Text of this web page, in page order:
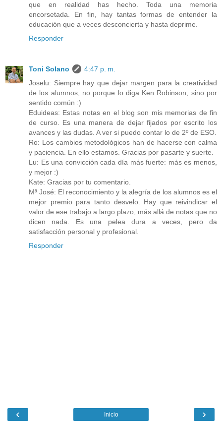
que en realidad has hecho. Toda una memoria
encorsetada. En fin, hay tantas formas de entender la
educación que a veces desconcierta y hasta deprime.
Responder
Toni Solano
4:47 p. m.
Joselu: Siempre hay que dejar margen para la creatividad
de los alumnos, no porque lo diga Ken Robinson, sino por
sentido común :)
Eduideas: Estas notas en el blog son mis memorias de fin
de curso. Es una manera de dejar fijados por escrito los
avances y las dudas. A ver si puedo contar lo de 2º de ESO.
Ro: Los cambios metodológicos han de hacerse con calma
y paciencia. En ello estamos. Gracias por pasarte y suerte.
Lu: Es una convicción cada día más fuerte: más es menos,
y mejor :)
Kate: Gracias por tu comentario.
Mª José: El reconocimiento y la alegría de los alumnos es el
mejor premio para tanto desvelo. Hay que reivindicar el
valor de ese trabajo a largo plazo, más allá de notas que no
dicen nada. Es una pelea dura a veces, pero da
satisfacción personal y profesional.
Responder
‹ ›
Inicio